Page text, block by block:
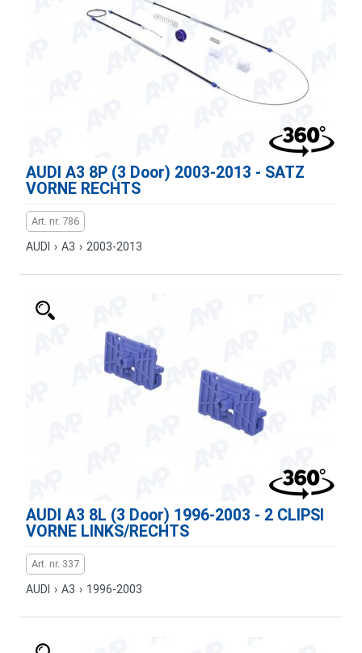
AUDI A3 8P (3 Door) 2003-2013 - SATZ
VORNE RECHTS
Art. nr. 786
AUDI › A3 › 2003-2013
AUDI A3 8L (3 Door) 1996-2003 - 2 CLIPSI
VORNE LINKS/RECHTS
Art. nr. 337
AUDI › A3 › 1996-2003